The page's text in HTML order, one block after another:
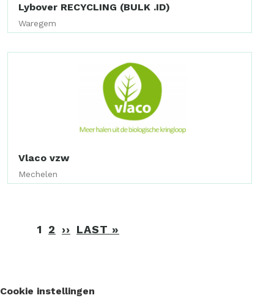
Lybover RECYCLING (BULK .ID)
Waregem
Vlaco vzw
Mechelen
Paginering
1 2 ›› VOLGENDE
LAST »
Cookie instellingen